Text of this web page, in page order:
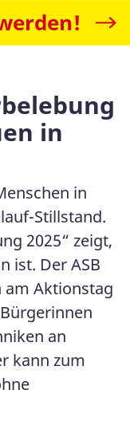
in
in
Stillstand.
2025“ zeigt,
ist. Der ASB
Aktionstag
an
kann zum